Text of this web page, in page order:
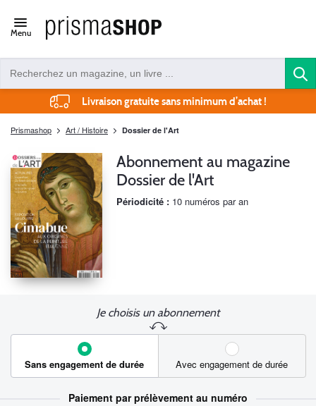
Open/close
navigation
Menu
Livraison gratuite sans minimum d’achat !
Prismashop Art / Histoire Dossier de l'Art
Abonnement au magazine
Dossier de l'Art
Périodicité : 10 numéros par an
Je choisis un abonnement
Sans engagement de durée Avec engagement de durée
Paiement par prélèvement au numéro